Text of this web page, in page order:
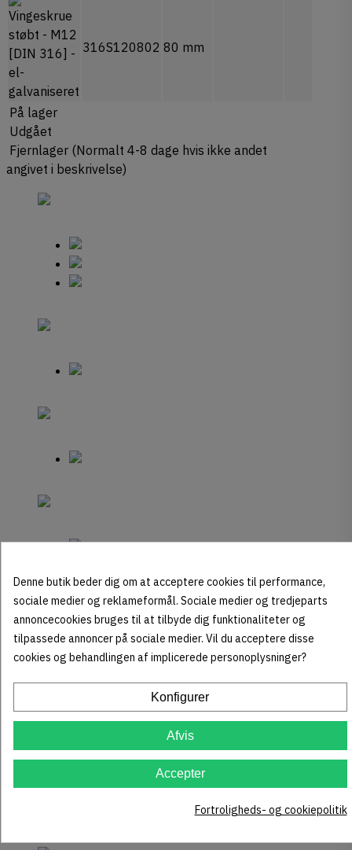
316S120802 80 mm
På lager
Udgået
Fjernlager (Normalt 4-8 dage hvis ikke andet
angivet i beskrivelse)
Denne butik beder dig om at acceptere cookies til performance,
sociale medier og reklameformål. Sociale medier og tredjeparts
annoncecookies bruges til at tilbyde dig funktionaliteter og
tilpassede annoncer på sociale medier. Vil du acceptere disse
cookies og behandlingen af implicerede personoplysninger?
Konfigurer
Afvis
Accepter
Fortroligheds- og cookiepolitik